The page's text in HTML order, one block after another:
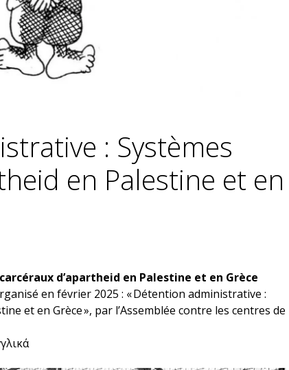
: Systèmes
en Palestine et en
d’apartheid en Palestine et en Grèce
en février 2025 : « Détention administrative :
et en Grèce », par l’Assemblée contre les centres de